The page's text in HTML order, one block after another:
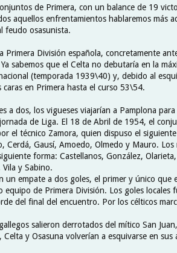
de Primera, con un balance de 19
aquellos enfrentamientos hablaremos más
feudo osasunista.
Primera División española, concretamente
sabemos que el Celta no debutaría en la
(temporada 1939\40) y, debido al
en Primera hasta el curso 53\54.
a dos, los vigueses viajarían a Pamplona para
de Liga. El 18 de Abril de 1954, el
el técnico Zamora, quien dispuso el
Cerdá, Gausí, Amoedo, Olmedo y Mauro. Los
forma: Castellanos, González,
y Sabino.
empate a dos goles, el primer y único que
de Primera División. Los goles locales
del final del encuentro. Por los célticos
salieron derrotados del mítico San
y Osasuna volverían a esquivarse en sus